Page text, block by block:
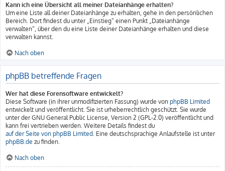
Kann ich eine Übersicht all meiner Dateianhänge erhalten?
Um eine Liste all deiner Dateianhänge zu erhalten, gehe in den persönlichen
Bereich. Dort findest du unter „Einstieg“ einen Punkt „Dateianhänge
verwalten“, über den du eine Liste deiner Dateianhänge erhalten und diese
verwalten kannst.
Nach oben
phpBB betreffende Fragen
Wer hat diese Forensoftware entwickelt?
Diese Software (in ihrer unmodifizierten Fassung) wurde von phpBB Limited
entwickelt und veröffentlicht. Sie ist urheberrechtlich geschützt. Sie wurde
unter der GNU General Public License, Version 2 (GPL-2.0) veröffentlicht und
kann frei vertrieben werden. Weitere Details findest du
auf der Seite von phpBB Limited . Eine deutschsprachige Anlaufstelle ist unter
phpBB.de zu finden.
Nach oben